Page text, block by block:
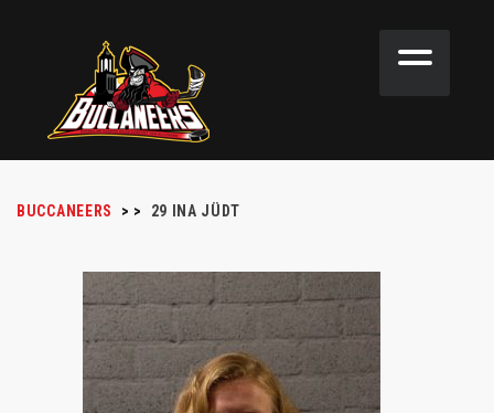
BUCCANEERS > > 29 INA JÜDT